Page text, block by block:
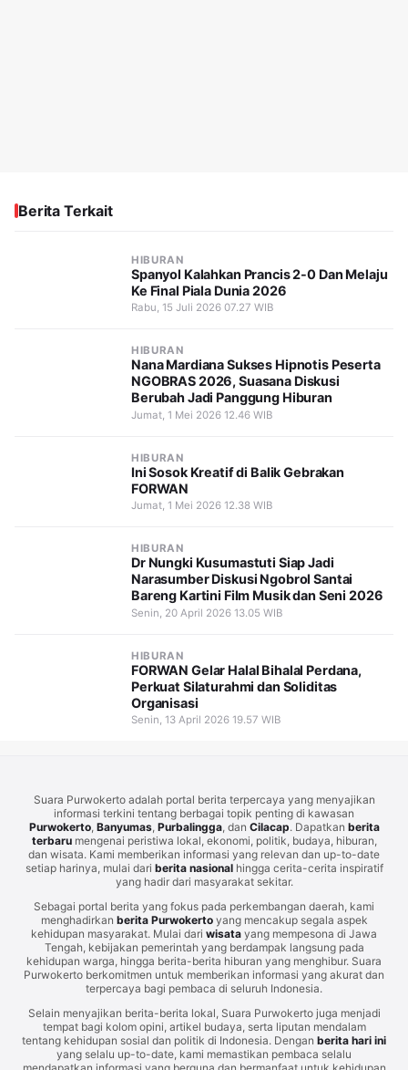
Berita Terkait
HIBURAN
Spanyol Kalahkan Prancis 2-0 Dan Melaju
Ke Final Piala Dunia 2026
Rabu, 15 Juli 2026 07.27 WIB
HIBURAN
Nana Mardiana Sukses Hipnotis Peserta
NGOBRAS 2026, Suasana Diskusi
Berubah Jadi Panggung Hiburan
Jumat, 1 Mei 2026 12.46 WIB
HIBURAN
Ini Sosok Kreatif di Balik Gebrakan
FORWAN
Jumat, 1 Mei 2026 12.38 WIB
HIBURAN
Dr Nungki Kusumastuti Siap Jadi
Narasumber Diskusi Ngobrol Santai
Bareng Kartini Film Musik dan Seni 2026
Senin, 20 April 2026 13.05 WIB
HIBURAN
FORWAN Gelar Halal Bihalal Perdana,
Perkuat Silaturahmi dan Soliditas
Organisasi
Senin, 13 April 2026 19.57 WIB
Suara Purwokerto adalah portal berita terpercaya yang menyajikan
informasi terkini tentang berbagai topik penting di kawasan
Purwokerto, Banyumas, Purbalingga, dan Cilacap. Dapatkan berita
terbarumengenai peristiwa lokal, ekonomi, politik, budaya, hiburan,
dan wisata. Kami memberikan informasi yang relevan dan up-to-date
setiap harinya, mulai dari berita nasionalhingga cerita-cerita inspiratif
yang hadir dari masyarakat sekitar.
Sebagai portal berita yang fokus pada perkembangan daerah, kami
menghadirkan berita Purwokertoyang mencakup segala aspek
kehidupan masyarakat. Mulai dari wisata yang mempesona di Jawa
Tengah, kebijakan pemerintah yang berdampak langsung pada
kehidupan warga, hingga berita-berita hiburan yang menghibur. Suara
Purwokerto berkomitmen untuk memberikan informasi yang akurat dan
terpercaya bagi pembaca di seluruh Indonesia.
Selain menyajikan berita-berita lokal, Suara Purwokerto juga menjadi
tempat bagi kolom opini, artikel budaya, serta liputan mendalam
tentang kehidupan sosial dan politik di Indonesia. Dengan berita hari ini
yang selalu up-to-date, kami memastikan pembaca selalu